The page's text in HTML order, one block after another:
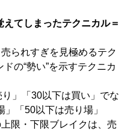
てしまったテクニカル＝
られすぎを見極めるテク
の“勢い”を示すテクニカ
り」「30以下は買い」でな
」「50以下は売り場」
限・下限ブレイクは、売